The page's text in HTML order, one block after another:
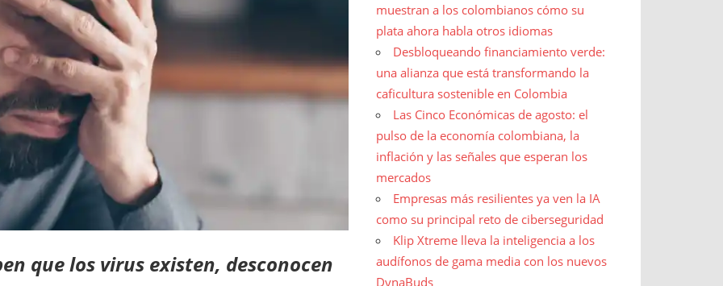
que los virus existen, desconocen
muestran a los colombianos cómo su
plata ahora habla otros idiomas
Desbloqueando financiamiento verde:
una alianza que está transformando la
caficultura sostenible en Colombia
Las Cinco Económicas de agosto: el
pulso de la economía colombiana, la
inflación y las señales que esperan los
mercados
Empresas más resilientes ya ven la IA
como su principal reto de ciberseguridad
Klip Xtreme lleva la inteligencia a los
audífonos de gama media con los nuevos
DynaBuds